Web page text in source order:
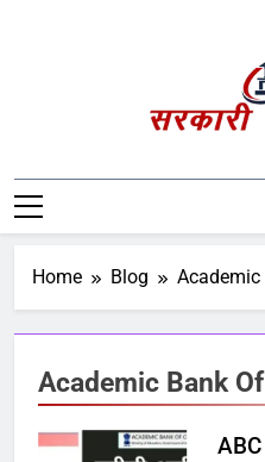
सरकारी
Schemes |
PM Modi
Home Blog Academic
Academic Bank
ABC